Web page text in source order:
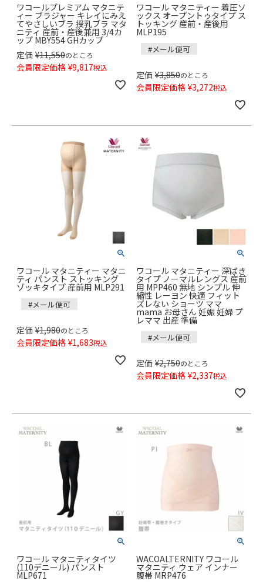
ワコールプレミアム マタニテ
ィー ブラジャー キレイにみえ
てやさしいブラ 授乳ブラ マタ
ニティ 産前・産後兼用 3/4カ
ップ MBY554 GHカップ
定価 ¥11,550のところ
会員限定価格 ¥9,817税込
ワコール マタニティー 着圧ソ
ックス オープントゥタイプ ス
トッキング 産前・産後用
MLP195
#メール便可
定価 ¥3,850のところ
会員限定価格 ¥3,272税込
ワコール マタニティー マタニ
ティ パンスト ストッキング
ゾッキタイプ 産前用 MLP291
#メール便可
定価 ¥1,980のところ
会員限定価格 ¥1,683税込
ワコール マタニティー 深ばき
タイプ ノーマルレングス 産前
用 MPP460 無地 シンプル 伸
縮性 レーヨン 快適 フィット
ズレない ショーツ ママ
mama お母さん 妊娠 妊婦 プ
レママ 出産 準備
#メール便可
定価 ¥2,750のところ
会員限定価格 ¥2,337税込
ワコール マタニティタイツ
(110デニール) パンスト
MLP671
WACOALTERNITY ワコール
マタニティ ウェア インナー
腹帯 MRP476